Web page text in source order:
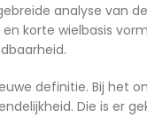
analyse van
en korte wielbasis
definitie. Bij het
Die is er